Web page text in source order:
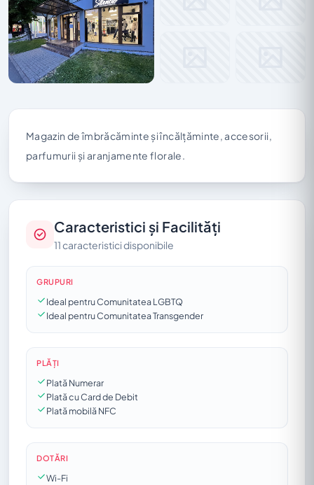
Magazin de îmbrăcăminte și încălțăminte, accesorii,
parfumurii și aranjamente florale.
Caracteristici și Facilități
11 caracteristici disponibile
GRUPURI
Ideal pentru Comunitatea LGBTQ
Ideal pentru Comunitatea Transgender
PLĂȚI
Plată Numerar
Plată cu Card de Debit
Plată mobilă NFC
DOTĂRI
Wi-Fi